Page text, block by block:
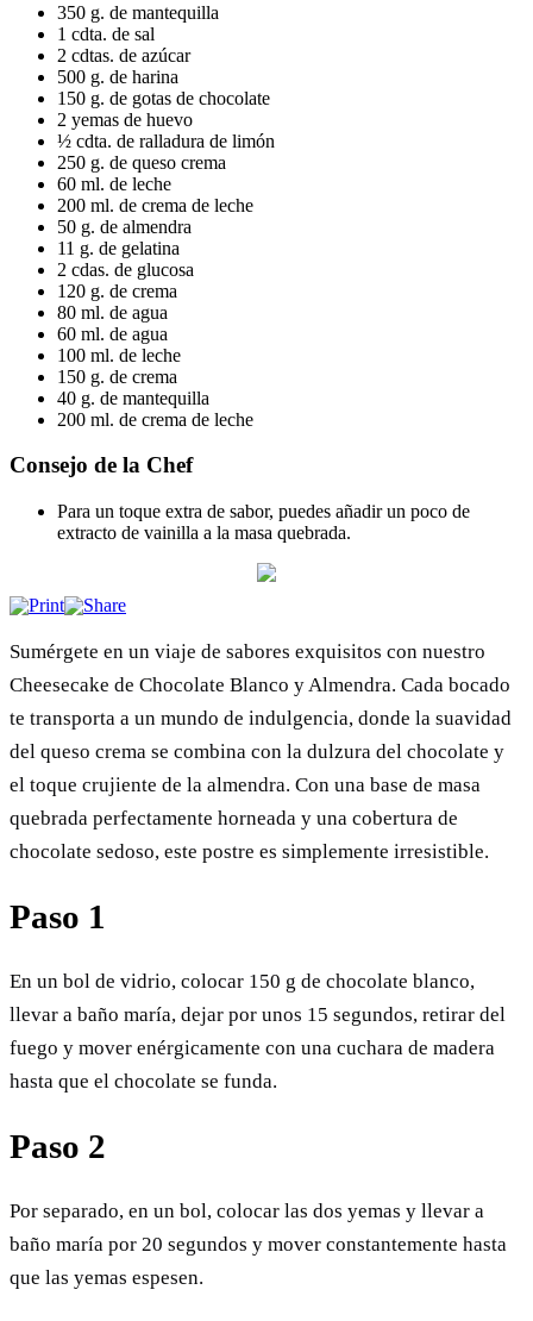
350 g. de mantequilla
1 cdta. de sal
2 cdtas. de azúcar
500 g. de harina
150 g. de gotas de chocolate
2 yemas de huevo
½ cdta. de ralladura de limón
250 g. de queso crema
60 ml. de leche
200 ml. de crema de leche
50 g. de almendra
11 g. de gelatina
2 cdas. de glucosa
120 g. de crema
80 ml. de agua
60 ml. de agua
100 ml. de leche
150 g. de crema
40 g. de mantequilla
200 ml. de crema de leche
Consejo de la Chef
Para un toque extra de sabor, puedes añadir un poco de
extracto de vainilla a la masa quebrada.
Sumérgete en un viaje de sabores exquisitos con nuestro
Cheesecake de Chocolate Blanco y Almendra. Cada bocado
te transporta a un mundo de indulgencia, donde la suavidad
del queso crema se combina con la dulzura del chocolate y
el toque crujiente de la almendra. Con una base de masa
quebrada perfectamente horneada y una cobertura de
chocolate sedoso, este postre es simplemente irresistible.
Paso 1
En un bol de vidrio, colocar 150 g de chocolate blanco,
llevar a baño maría, dejar por unos 15 segundos, retirar del
fuego y mover enérgicamente con una cuchara de madera
hasta que el chocolate se funda.
Paso 2
Por separado, en un bol, colocar las dos yemas y llevar a
baño maría por 20 segundos y mover constantemente hasta
que las yemas espesen.